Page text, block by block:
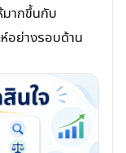
มากขึ้นกับ
อย่างรอบด้าน